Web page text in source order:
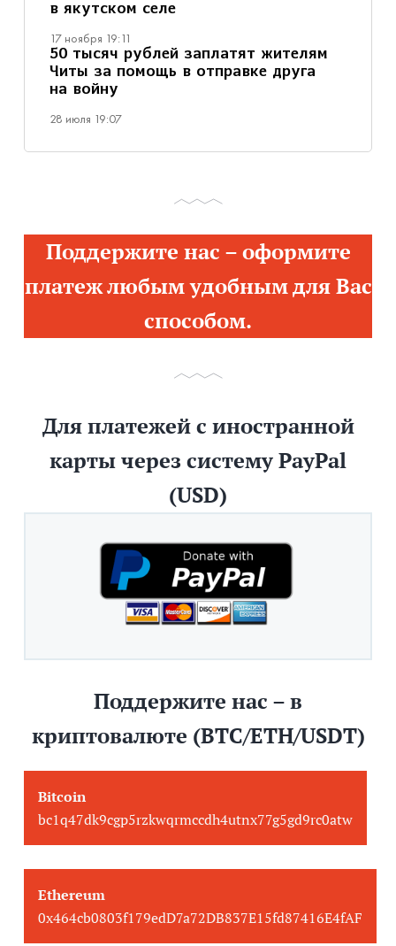
в якутском селе
17 ноября 19:11
50 тысяч рублей заплатят жителям
Читы за помощь в отправке друга
на войну
28 июля 19:07
Поддержите нас – оформите
платеж любым удобным для Вас
способом.
Для платежей с иностранной
карты через систему PayPal
(USD)
Поддержите нас – в
криптовалюте (BTC/ETH/USDT)
Bitcoin
bc1q47dk9cgp5rzkwqrmccdh4utnx77g5gd9rc0atw
Ethereum
0x464cb0803f179edD7a72DB837E15fd87416E4fAF